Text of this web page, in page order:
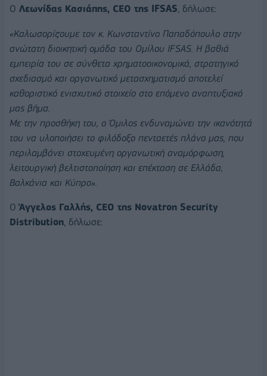
Ο Λεωνίδας Κασιάπης, CEO της IFSAS, δήλωσε:
«Καλωσορίζουμε τον κ. Κωνσταντίνο Παπαδόπουλο στην
ανώτατη διοικητική ομάδα του Ομίλου IFSAS. Η βαθιά
εμπειρία του σε σύνθετα χρηματοοικονομικά, στρατηγικό
σχεδιασμό και οργανωτικό μετασχηματισμό αποτελεί
καθοριστικό ενισχυτικό στοιχείο στο επόμενο αναπτυξιακό
μας βήμα.
Με την προσθήκη του, ο Όμιλος ενδυναμώνει την ικανότητά
του να υλοποιήσει το φιλόδοξο πενταετές πλάνο μας, που
περιλαμβάνει στοχευμένη οργανωτική αναμόρφωση,
λειτουργική βελτιστοποίηση και επέκταση σε Ελλάδα,
Βαλκάνια και Κύπρο».
Ο Άγγελος Γαλλής, CEO της Novatron Security
Distribution, δήλωσε: